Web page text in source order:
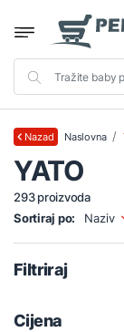
Nazad Naslovna
YATO
293 proizvoda
Sortiraj po:
Naziv
Filtriraj
Cijena